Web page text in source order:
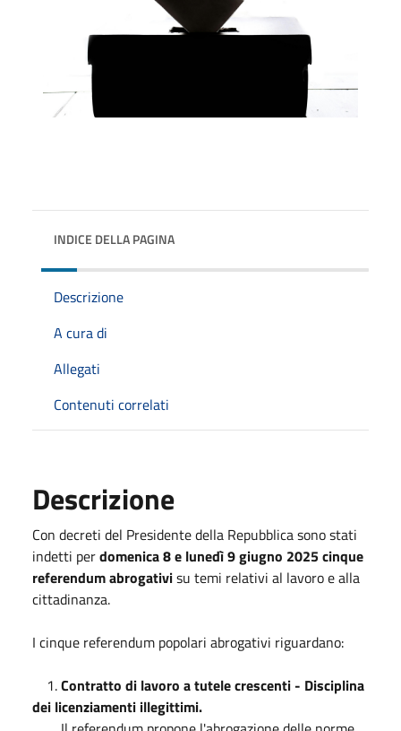
INDICE DELLA PAGINA
Descrizione
A cura di
Allegati
Contenuti correlati
Descrizione
Con decreti del Presidente della Repubblica sono stati
indetti perdomenica 8 e lunedì 9 giugno 2025 cinque
referendum abrogativisu temi relativi al lavoro e alla
cittadinanza.
I cinque referendum popolari abrogativi riguardano:
1.Contratto di lavoro a tutele crescenti - Disciplina
dei licenziamenti illegittimi.